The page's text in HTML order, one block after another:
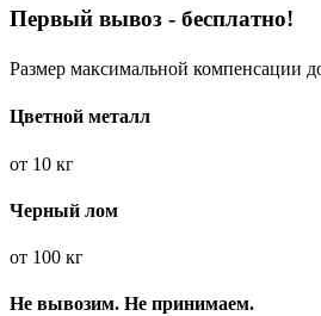
Первый вывоз - бесплатно!
Размер максимальной компенсации
Цветной металл
от 10 кг
Черный лом
от 100 кг
Не вывозим. Не принимаем.